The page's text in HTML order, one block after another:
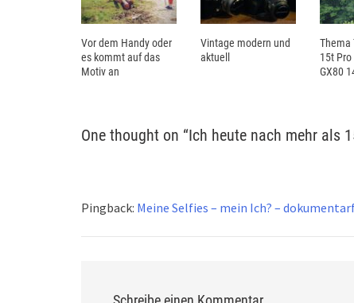
Vor dem Handy oder
es kommt auf das
Motiv an
Vintage modern und
aktuell
Thema
15t
GX80
One thought on “Ich heute nach mehr als
Pingback: Meine Selfies – mein Ich? –